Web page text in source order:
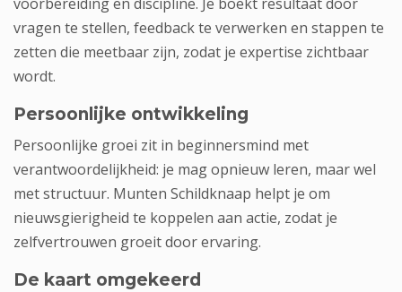
vragen te stellen, feedback te verwerken en stappen te
zetten die meetbaar zijn, zodat je expertise zichtbaar
wordt.
Persoonlijke ontwikkeling
Persoonlijke groei zit in beginnersmind met
verantwoordelijkheid: je mag opnieuw leren, maar wel
met structuur. Munten Schildknaap helpt je om
nieuwsgierigheid te koppelen aan actie, zodat je
zelfvertrouwen groeit door ervaring.
De kaart omgekeerd